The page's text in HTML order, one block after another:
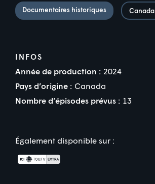
Documentaires historiques Canada
INFOS
Année de production : 2024
Pays d’origine : Canada
Nombre d’épisodes prévus : 13
Également disponible sur :